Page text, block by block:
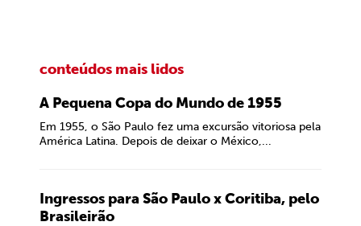
conteúdos mais lidos
A Pequena Copa do Mundo de 1955
Em 1955, o São Paulo fez uma excursão vitoriosa pela
América Latina. Depois de deixar o México,...
Ingressos para São Paulo x Coritiba, pelo
Brasileirão